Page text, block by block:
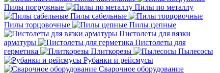
Пилы погружные
Пилы по металлу
Пилы сабельные
Пилы торцовочные
Пилы цепные
Пистолеты для вязки
арматуры
Пистолеты для
герметика
Плиткорезы
Пылесосы
Рубанки и рейсмусы
Сварочное оборудование